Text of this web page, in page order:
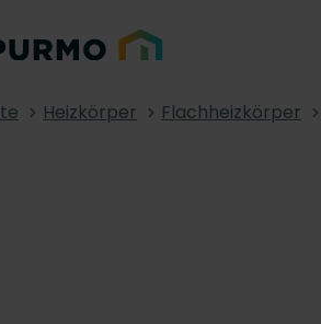
Heizkörper Flachheizkörper